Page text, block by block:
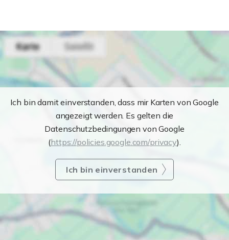
Ich bin damit einverstanden, dass mir Karten von Google
angezeigt werden. Es gelten die
Datenschutzbedingungen von Google
(https://policies.google.com/privacy).
Ich bin einverstanden